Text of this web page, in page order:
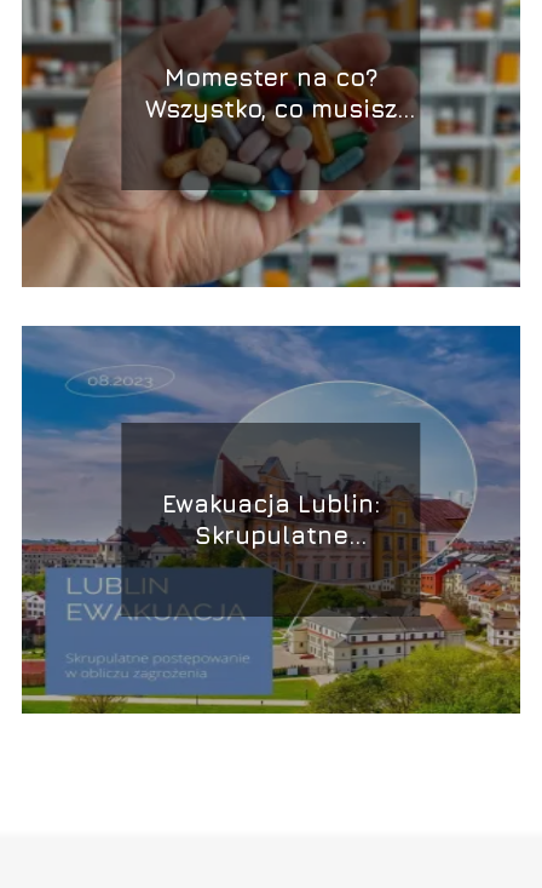
Momester na co?
Wszystko, co musisz
wiedzieć o leku
Ewakuacja Lublin:
Skrupulatne
postępowanie w obliczu
zagrożenia